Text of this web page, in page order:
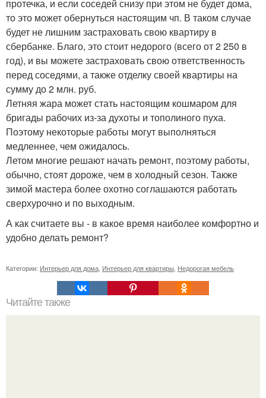
протечка, и если соседей снизу при этом не будет дома,
то это может обернуться настоящим чп. В таком случае
будет не лишним застраховать свою квартиру в
сбербанке. Благо, это стоит недорого (всего от 2 250 в
год), и вы можете застраховать свою ответственность
перед соседями, а также отделку своей квартиры на
сумму до 2 млн. руб.
Летняя жара может стать настоящим кошмаром для
бригады рабочих из-за духоты и тополиного пуха.
Поэтому некоторые работы могут выполняться
медленнее, чем ожидалось.
Летом многие решают начать ремонт, поэтому работы,
обычно, стоят дороже, чем в холодный сезон. Также
зимой мастера более охотно соглашаются работать
сверхурочно и по выходным.
А как считаете вы - в какое время наиболее комфортно и
удобно делать ремонт?
Категории: Интерьер для дома Интерьер для квартиры Недорогая мебель
Читайте также